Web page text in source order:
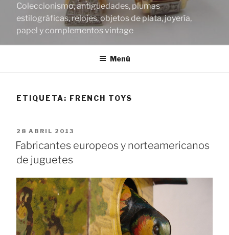
Coleccionismo, antigüedades, plumas
estilográficas, relojes, objetos de plata, joyería,
papel y complementos vintage
Menú
ETIQUETA: FRENCH TOYS
PUBLICADO
EL
28 ABRIL 2013
Fabricantes europeos y norteamericanos
de juguetes